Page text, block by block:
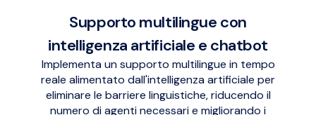
Supporto multilingue con
intelligenza artificiale e chatbot
Implementa un supporto multilingue in tempo
reale alimentato dall'intelligenza artificiale per
eliminare le barriere linguistiche, riducendo il
numero di agenti necessari e migliorando i